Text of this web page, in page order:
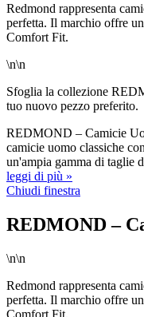
Redmond rappresenta
perfetta. Il marchio offre
Comfort Fit.
\n\n
Sfoglia la collezione
tuo nuovo pezzo preferito.
REDMOND – Camicie
camicie uomo classiche
un'ampia gamma di taglie
leggi di più »
Chiudi finestra
REDMOND –
\n\n
Redmond rappresenta
perfetta. Il marchio offre
Comfort Fit.